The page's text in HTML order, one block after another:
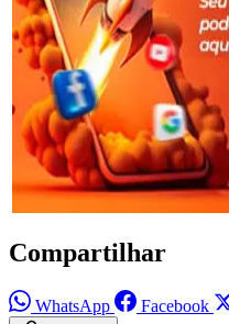
Compartilhar
WhatsApp Facebook